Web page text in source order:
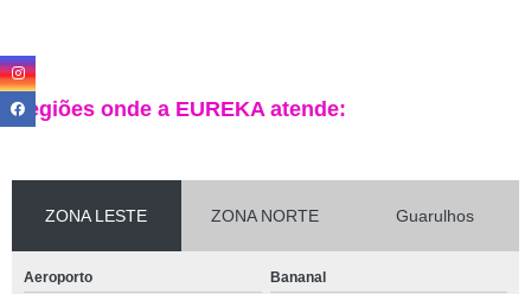
Regiões onde a EUREKA atende:
ZONA LESTE ZONA NORTE Guarulhos
Aeroporto Bananal